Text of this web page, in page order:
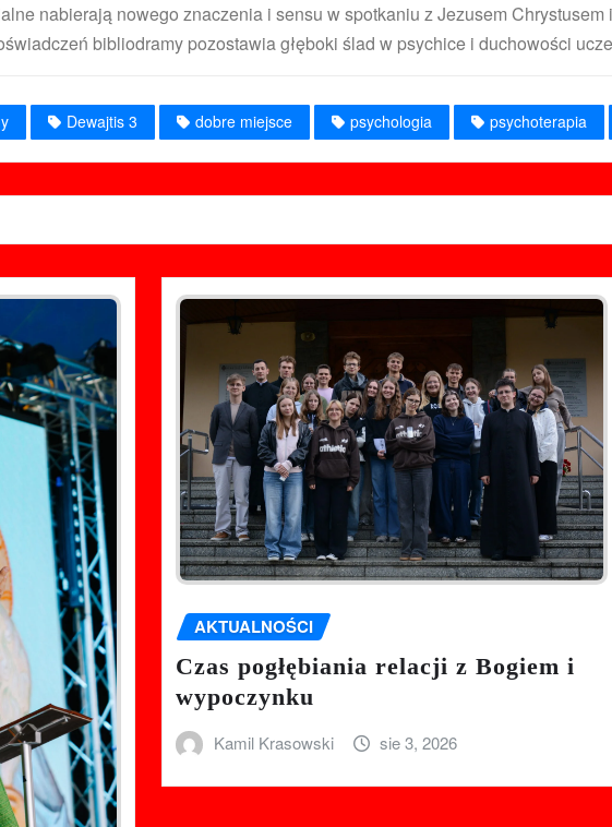
nabierają nowego znaczenia i sensu w spotkaniu z Jezusem
bibliodramy pozostawia głęboki ślad w psychice i duchowości
Dewajtis 3 dobre miejsce psychologia psychoterapia
AKTUALNOŚCI
Czas pogłębiania relacji z Bogiem i
wypoczynku
Kamil Krasowski sie 3, 2026